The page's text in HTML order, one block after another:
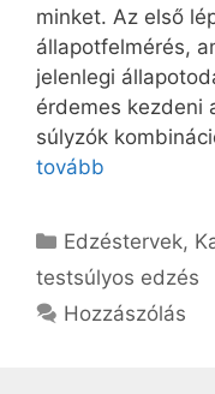
minket. Az első
állapotfelmérés,
jelenlegi
érdemes kezdeni
súlyzók
tovább
Kategória
Edzéstervek,
testsúlyos edzés
Hozzászólás